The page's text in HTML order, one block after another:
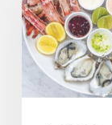
6
Orang,
Pelanggan
Bayar
Sampai